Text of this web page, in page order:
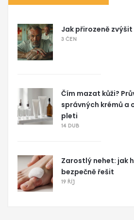
Jak přirozeně
3 ČEN
Čím mazat kůži?
správných krémů a
pleti
14 DUB
Zarostlý nehet: jak
bezpečně řešit
19 ŘÍJ